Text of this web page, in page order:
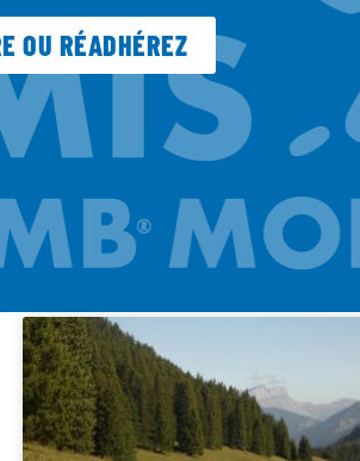
OU RÉADHÉREZ